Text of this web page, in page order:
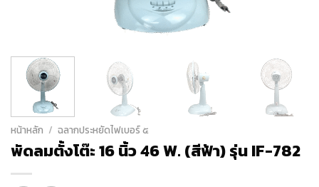
หน้าหลัก / ฉลากประหยัดไฟเบอร์ ๕
พัดลมตั้งโต๊ะ 16 นิ้ว 46 W. (สีฟ้า) รุ่น IF-782